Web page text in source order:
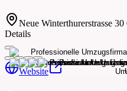
Neue Winterthurerstrasse
Details
Website